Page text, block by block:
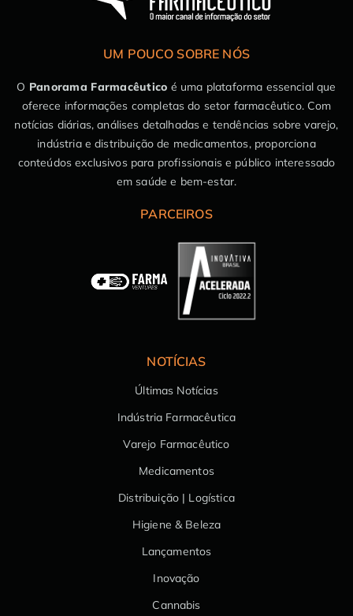
UM POUCO SOBRE NÓS
O Panorama Farmacêutico é uma plataforma essencial que
oferece informações completas do setor farmacêutico. Com
notícias diárias, análises detalhadas e tendências sobre varejo,
indústria e distribuição de medicamentos, proporciona
conteúdos exclusivos para profissionais e público interessado
em saúde e bem-estar.
PARCEIROS
NOTÍCIAS
Últimas Notícias
Indústria Farmacêutica
Varejo Farmacêutico
Medicamentos
Distribuição | Logística
Higiene & Beleza
Lançamentos
Inovação
Cannabis